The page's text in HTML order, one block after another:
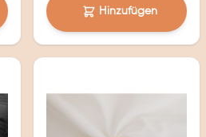
Hinzufügen